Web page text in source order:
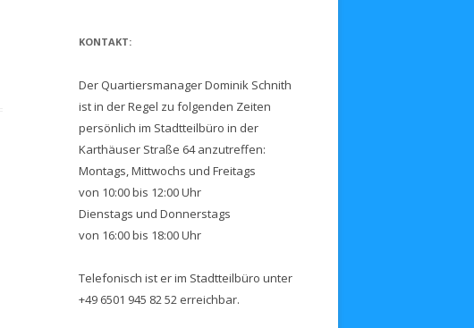
KONTAKT:
Der Quartiersmanager Dominik Schnith
ist in der Regel zu folgenden Zeiten
persönlich im Stadtteilbüro in der
Karthäuser Straße 64 anzutreffen:
Montags, Mittwochs und Freitags
von 10:00 bis 12:00 Uhr
Dienstags und Donnerstags
von 16:00 bis 18:00 Uhr
Telefonisch ist er im Stadtteilbüro unter
+49 6501 945 82 52 erreichbar.